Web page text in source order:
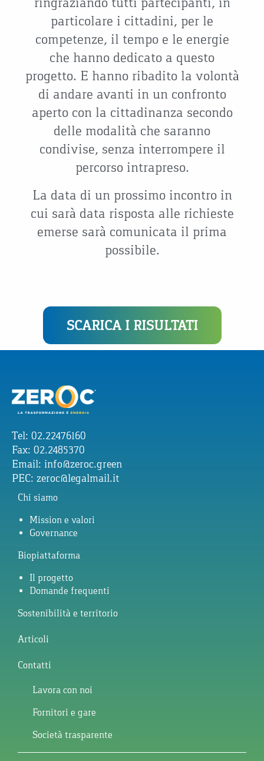
particolare i cittadini, per le
competenze, il tempo e le energie
che hanno dedicato a questo
progetto. E hanno ribadito la volontà
di andare avanti in un confronto
aperto con la cittadinanza secondo
delle modalità che saranno
condivise, senza interrompere il
percorso intrapreso.
La data di un prossimo incontro in
cui sarà data risposta alle richieste
emerse sarà comunicata il prima
possibile.
SCARICA I RISULTATI
Tel: 02.22476160
Fax: 02.2485370
Email: info@zeroc.green
PEC: zeroc@legalmail.it
Chi siamo
Mission e valori
Governance
Biopiattaforma
Il progetto
Domande frequenti
Sostenibilità e territorio
Articoli
Contatti
Lavora con noi
Fornitori e gare
Società trasparente